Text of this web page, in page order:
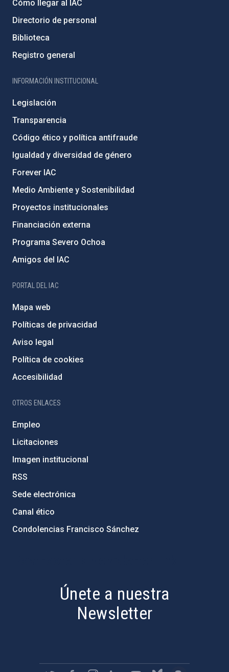
Cómo llegar al IAC
Directorio de personal
Biblioteca
Registro general
INFORMACIÓN INSTITUCIONAL
Legislación
Transparencia
Código ético y política antifraude
Igualdad y diversidad de género
Forever IAC
Medio Ambiente y Sostenibilidad
Proyectos institucionales
Financiación externa
Programa Severo Ochoa
Amigos del IAC
PORTAL DEL IAC
Mapa web
Políticas de privacidad
Aviso legal
Política de cookies
Accesibilidad
OTROS ENLACES
Empleo
Licitaciones
Imagen institucional
RSS
Sede electrónica
Canal ético
Condolencias Francisco Sánchez
Únete a nuestra
Newsletter